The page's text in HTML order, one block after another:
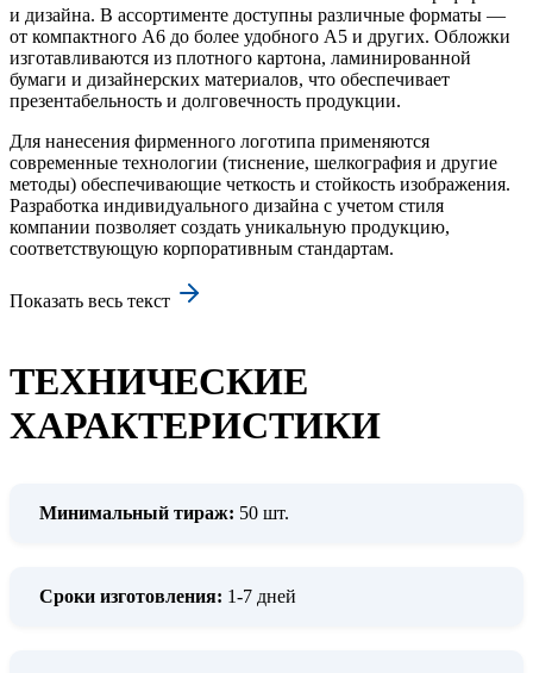
и дизайна. В ассортименте доступны различные форматы —
от компактного А6 до более удобного А5 и других. Обложки
изготавливаются из плотного картона, ламинированной
бумаги и дизайнерских материалов, что обеспечивает
презентабельность и долговечность продукции.
Для нанесения фирменного логотипа применяются
современные технологии (тиснение, шелкография и другие
методы) обеспечивающие четкость и стойкость изображения.
Разработка индивидуального дизайна с учетом стиля
компании позволяет создать уникальную продукцию,
соответствующую корпоративным стандартам.
Показать весь текст
ТЕХНИЧЕСКИЕ
ХАРАКТЕРИСТИКИ
Минимальный тираж: 50 шт.
Сроки изготовления: 1-7 дней